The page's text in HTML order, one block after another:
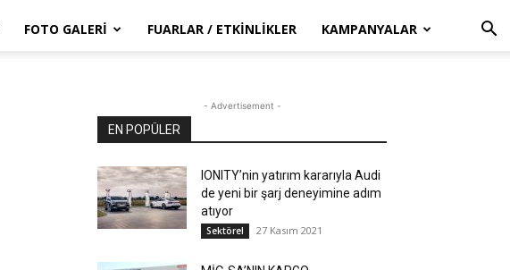
FOTO GALERI FUARLAR / ETKINLIKLER KAMPANYALAR
- Advertisement -
EN POPÜLER
IONITY’nin yatırım kararıyla Audi
de yeni bir şarj deneyimine adım
atıyor
Sektörel 27 Kasım 2021